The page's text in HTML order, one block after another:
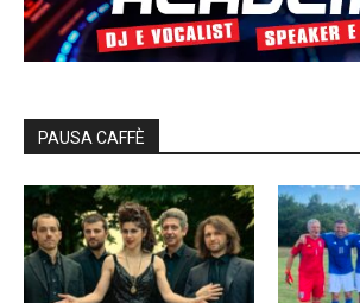
PAUSA CAFFÈ